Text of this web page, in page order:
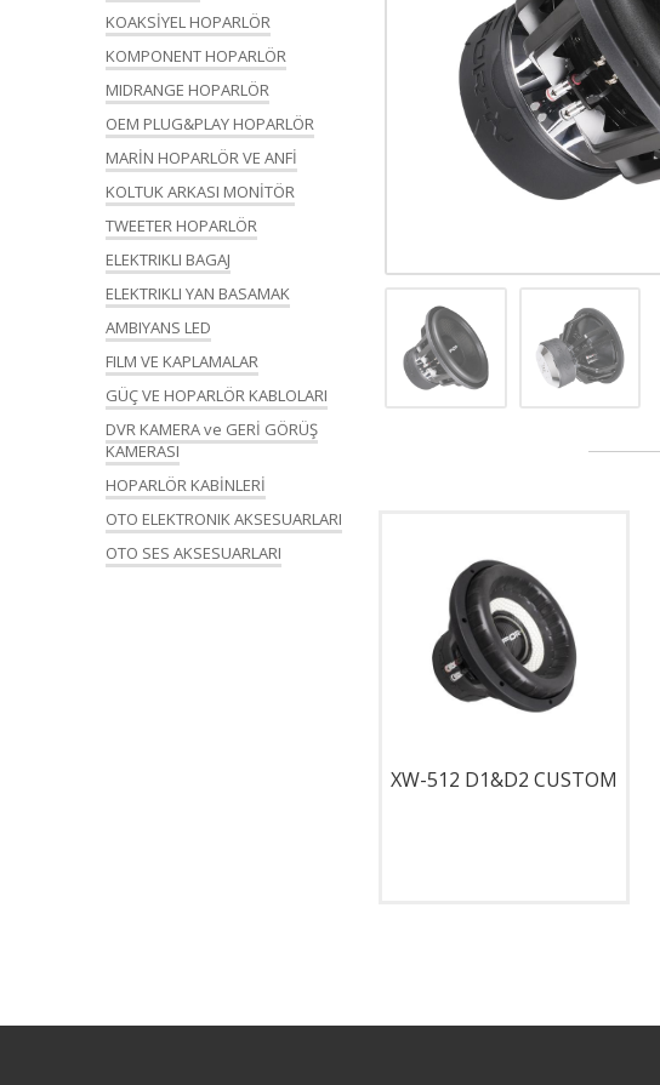
KOAKSİYEL HOPARLÖR
KOMPONENT HOPARLÖR
MIDRANGE HOPARLÖR
OEM PLUG&PLAY HOPARLÖR
MARİN HOPARLÖR VE ANFİ
KOLTUK ARKASI MONİTÖR
TWEETER HOPARLÖR
ELEKTRIKLI BAGAJ
ELEKTRIKLI YAN BASAMAK
AMBIYANS LED
FILM VE KAPLAMALAR
GÜÇ VE HOPARLÖR KABLOLARI
DVR KAMERA ve GERİ GÖRÜŞ
KAMERASI
HOPARLÖR KABİNLERİ
OTO ELEKTRONIK AKSESUARLARI
OTO SES AKSESUARLARI
XW-512 D1&D2 CUSTOM